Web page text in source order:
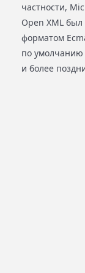
частности,
Open XML
форматом
по
и более